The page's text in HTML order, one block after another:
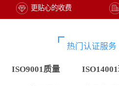
更贴心的收费
热门认证服务
ISO9001质量